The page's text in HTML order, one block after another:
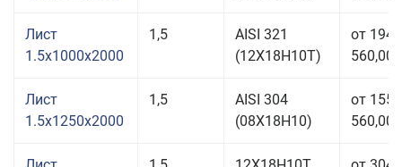
Лист
1.5x1000x2000
1,5
AISI 321
(12Х18Н10Т)
от 194
560,00
Лист
1.5x1250x2000
1,5
AISI 304
(08Х18Н10)
от 155
560,00